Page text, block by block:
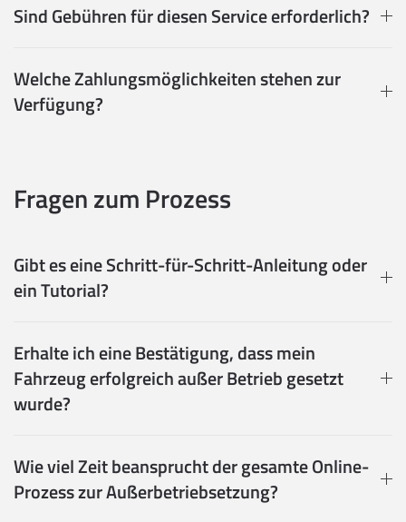
Sind Gebühren für diesen Service erforderlich?
Welche Zahlungsmöglichkeiten stehen zur
Verfügung?
Fragen zum Prozess
Gibt es eine Schritt-für-Schritt-Anleitung oder
ein Tutorial?
Erhalte ich eine Bestätigung, dass mein
Fahrzeug erfolgreich außer Betrieb gesetzt
wurde?
Wie viel Zeit beansprucht der gesamte Online-
Prozess zur Außerbetriebsetzung?